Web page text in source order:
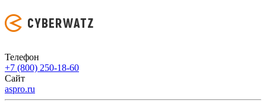
Телефон
+7 (800) 250-18-60
Сайт
aspro.ru